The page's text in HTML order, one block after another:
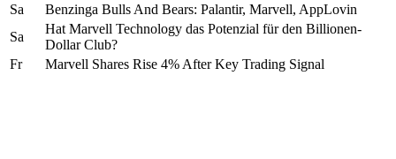
Sa
Benzinga Bulls And Bears: Palantir, Marvell, AppLovin
Sa
Hat Marvell Technology das Potenzial für den Billionen-
Dollar Club?
Fr
Marvell Shares Rise 4% After Key Trading Signal